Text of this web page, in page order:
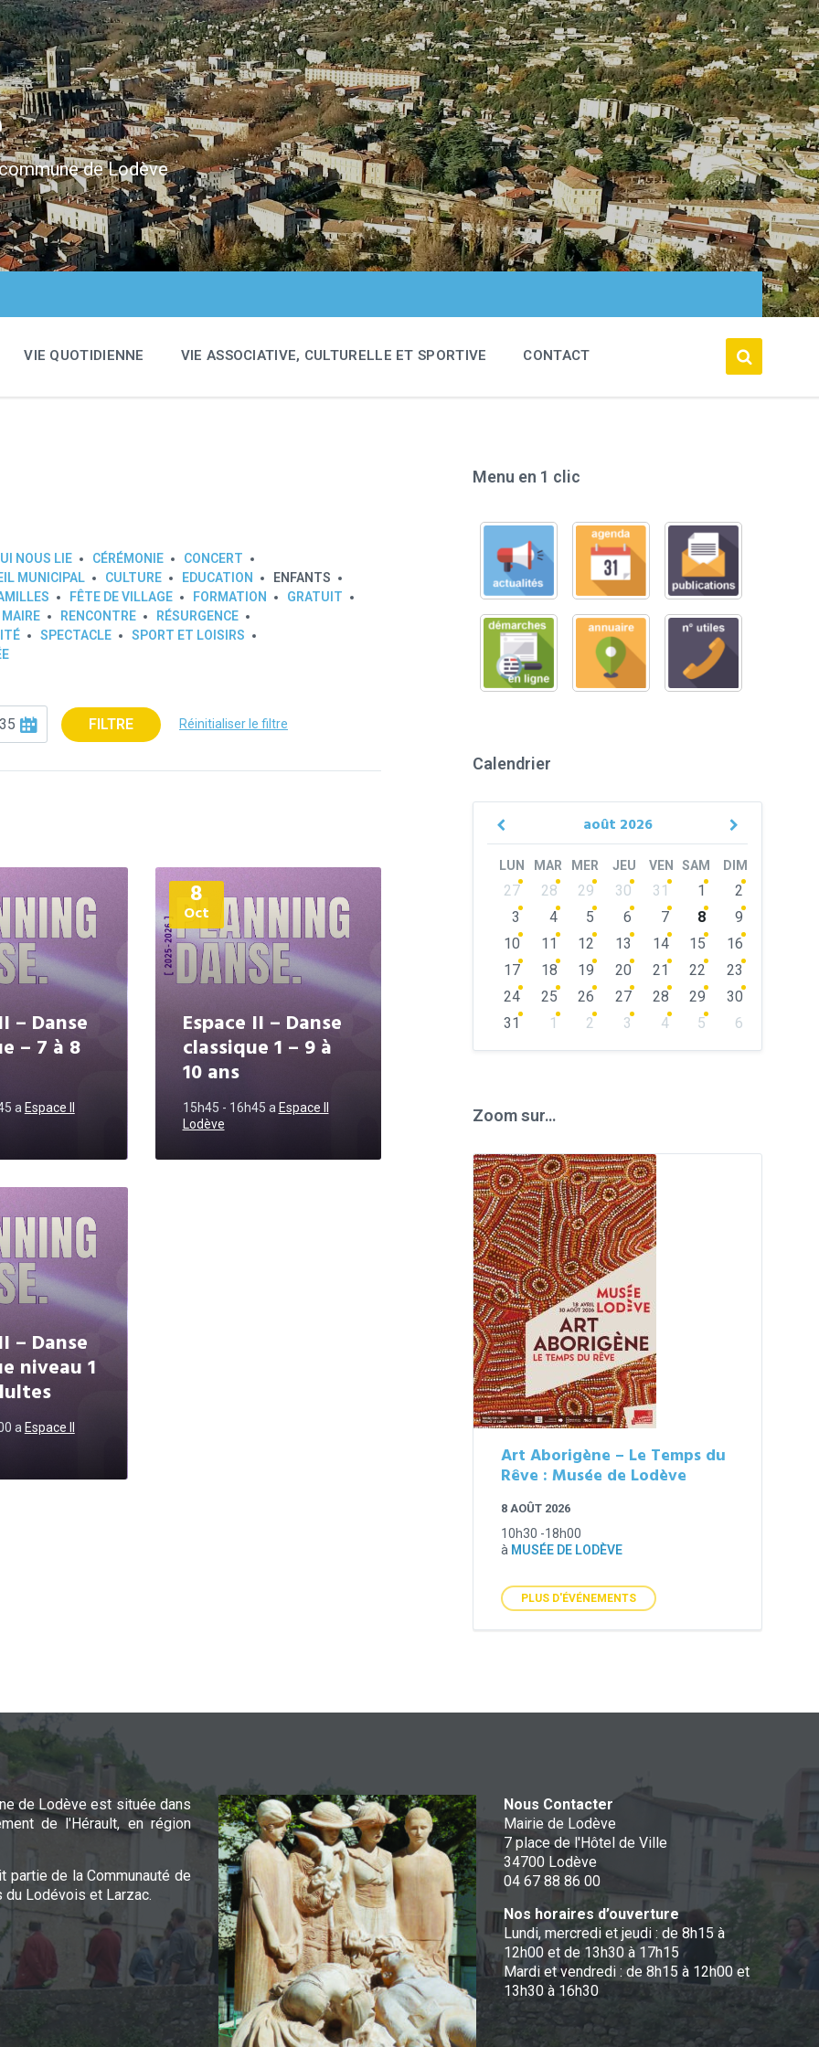
de Lodève
VIE QUOTIDIENNE VIE ASSOCIATIVE, CULTURELLE ET SPORTIVE CONTACT
NOUS LIE CÉRÉMONIE
CONCERT
MUNICIPAL CULTURE EDUCATION
ENFANTS
FÊTE DE VILLAGE FORMATION
GRATUIT
MAIRE RENCONTRE
RÉSURGENCE
SPECTACLE
SPORT ET LOISIRS
FILTRE Réinitialiser le filtre
– Danse
– 7 à 8
a Espace II
8
Oct
Espace II – Danse
classique 1 – 9 à
10 ans
15h45 - 16h45 a Espace II
Lodève
Plus
d'informations
– Danse
niveau 1
a Espace II
Menu en 1 clic
Calendrier
août 2026
Previous
Next
LUN MAR MER JEU VEN SAM DIM
Skip
calendar
days
27 28 29 30 31 1
2
3
4 5 6 7 8
9
10
11 12 13 14 15
16
17
18 19 20 21 22
23
24
25 26 27 28 29
30
31
1 2 3 4 5
6
Zoom sur…
Art Aborigène – Le Temps du
Rêve : Musée de Lodève
8 AOÛT 2026
10h30 -18h00
à MUSÉE DE LODÈVE
PLUS D'ÉVÉNEMENTS
de Lodève est située dans
de l'Hérault, en région
partie de la Communauté de
du Lodévois et Larzac.
Nous Contacter
Mairie de Lodève
7 place de l'Hôtel de Ville
34700 Lodève
04 67 88 86 00
Nos horaires d’ouverture
Lundi, mercredi et jeudi : de 8h15 à
12h00 et de 13h30 à 17h15
Mardi et vendredi : de 8h15 à 12h00 et
13h30 à 16h30